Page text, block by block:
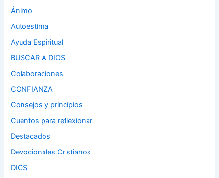
Ánimo
Autoestima
Ayuda Espiritual
BUSCAR A DIOS
Colaboraciones
CONFIANZA
Consejos y principios
Cuentos para reflexionar
Destacados
Devocionales Cristianos
DIOS